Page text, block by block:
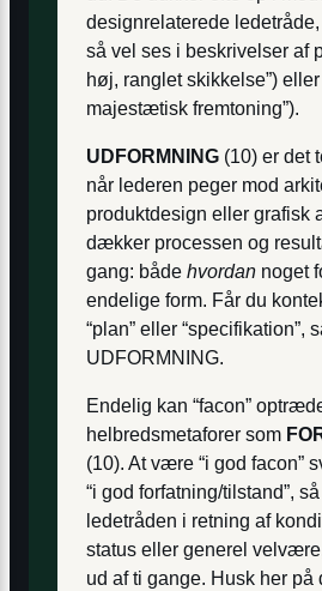
designrelaterede
så vel ses i beskrivelser af
høj, ranglet skikkelse”)
majestætisk fremtoning”).
UDFORMNING (10) er det
når lederen peger mod
produktdesign eller grafisk
dækker processen og
gang: både hvordan noget
endelige form. Får du
“plan” eller “specifikation”,
UDFORMNING.
Endelig kan “facon”
helbredsmetaforer som
(10). At være “i god facon”
“i god forfatning/tilstand”,
ledetråden i retning af
status eller generel
ud af ti gange. Husk her på